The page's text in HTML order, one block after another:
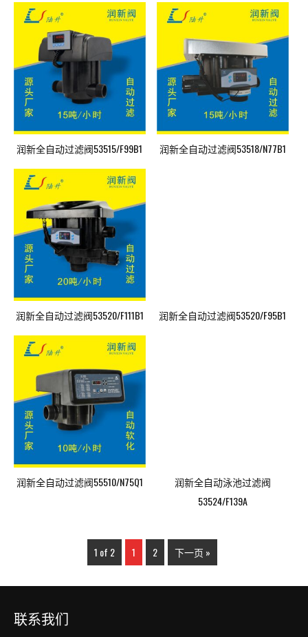
润新全自动过滤阀53515/F99B1 润新全自动过滤阀53518/N77B1
润新全自动过滤阀53520/F111B1 润新全自动过滤阀53520/F95B1
润新全自动过滤阀55510/N75Q1
润新全自动泳池过滤阀
53524/F139A
1 of 2 1 2 下一页 »
联系我们